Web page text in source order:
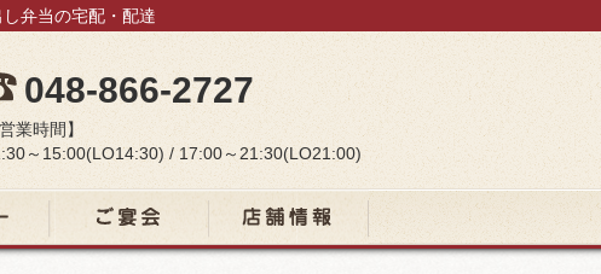
弁当の宅配・配達
048-866-2727
営業時間】
～15:00(LO14:30) / 17:00～21:30(LO21:00)